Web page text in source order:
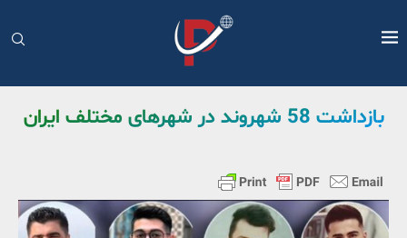
بازداشت 58 شهروند در شهرهای مختلف ایران